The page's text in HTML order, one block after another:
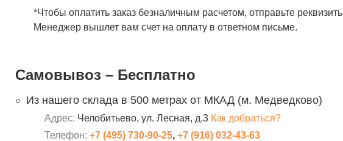
*Чтобы оплатить заказ безналичным расчетом, отправьте
Менеджер вышлет вам счет на оплату в ответном письме.
Самовывоз – Бесплатно
Из нашего склада в 500 метрах от МКАД (м. Медведково)
Адрес: Челобитьево, ул. Лесная, д.3 Как добраться?
Телефон: +7 (495) 730-90-25, +7 (916) 032-43-63